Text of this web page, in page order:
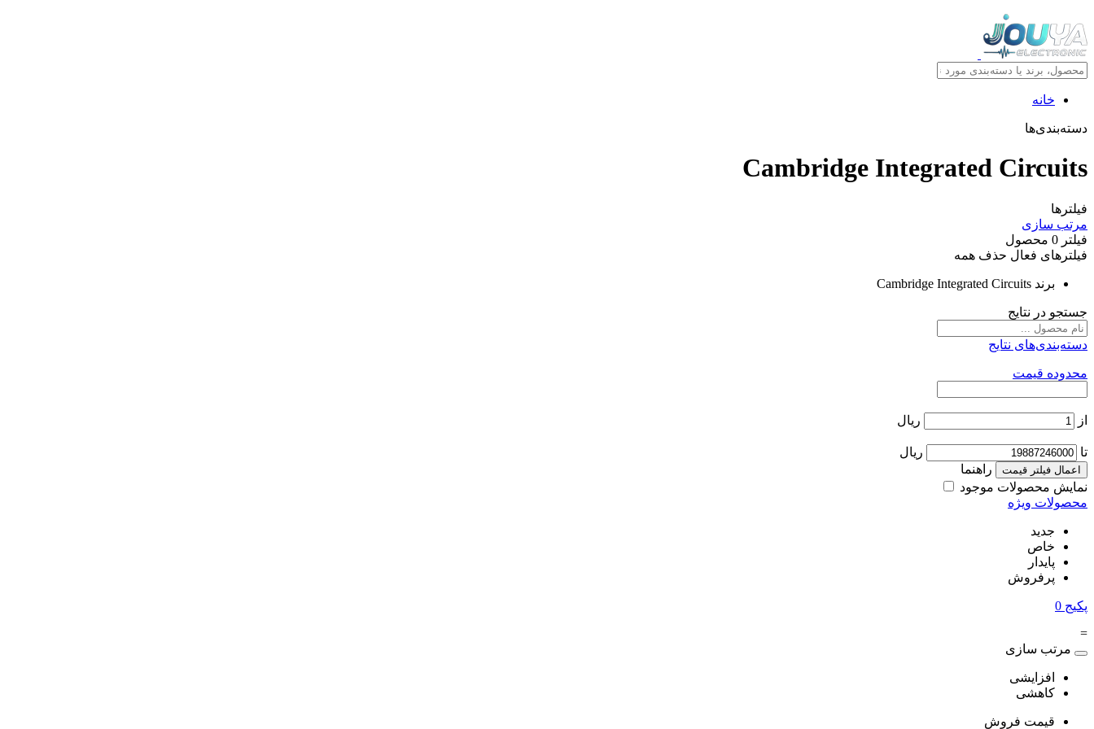
خانه
دسته‌بندی‌ها
Cambridge Integrated Circuits
فیلترها
مرتب سازی
فیلتر 0 محصول
فیلترهای فعال حذف همه
برند Cambridge Integrated Circuits
جستجو در نتایج
دسته‌بندی‌های نتایج
محدوده قیمت
از ریال
تا ریال
اعمال فیلتر قیمت
راهنما
نمایش محصولات موجود
محصولات ویژه
جدید
خاص
پایدار
پرفروش
پکیج 0
=
مرتب سازی
افزایشی
کاهشی
قیمت فروش